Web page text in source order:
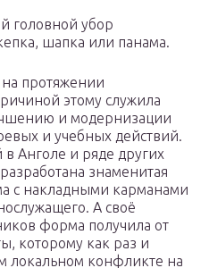
головной убор
шапка или панама.
протяжении
этому служила
и модернизации
и учебных действий.
Анголе и ряде других
знаменитая
с накладными карманами
А своё
форма получила от
которому как раз и
локальном конфликте на